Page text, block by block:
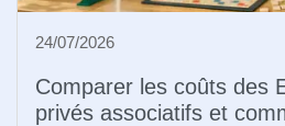
24/07/2026
Comparer les coûts des
privés associatifs et